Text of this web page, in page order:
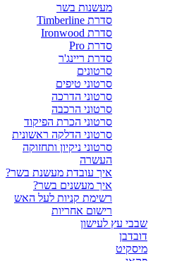
מעשנות בשר
סדרת Timberline
סדרת Ironwood
סדרת Pro
סדרת ריינג'ר
סרטונים
סרטוני טיפים
סרטוני הדרכה
סרטוני הרכבה
סרטוני הכרת הפיקוד
סרטוני הדלקה ראשונית
סרטוני ניקיון ותחזוקה
העשרה
איך עובדת מעשנת בשר?
איך מעשנים בשר?
רשימת קניות לעל האש
רישום אחריות
שבבי עץ לעישון
דובדבן
מיסקיט